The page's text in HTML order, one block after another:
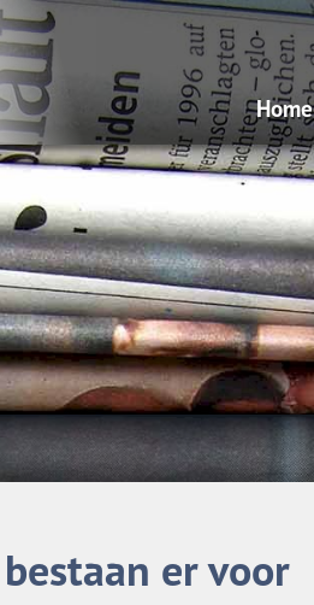
Home
er voor